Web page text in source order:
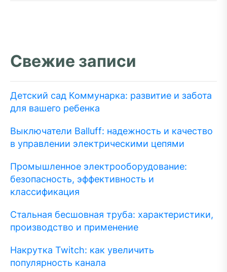
Свежие записи
Детский сад Коммунарка: развитие и забота
для вашего ребенка
Выключатели Balluff: надежность и качество
в управлении электрическими цепями
Промышленное электрооборудование:
безопасность, эффективность и
классификация
Стальная бесшовная труба: характеристики,
производство и применение
Накрутка Twitch: как увеличить
популярность канала